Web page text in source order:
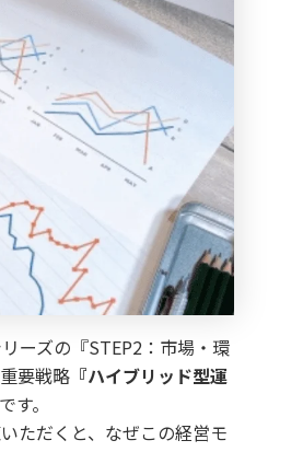
ーズの『STEP2：市場・環
要戦略 『ハイブリッド型運
。
ただくと、なぜこの経営モ